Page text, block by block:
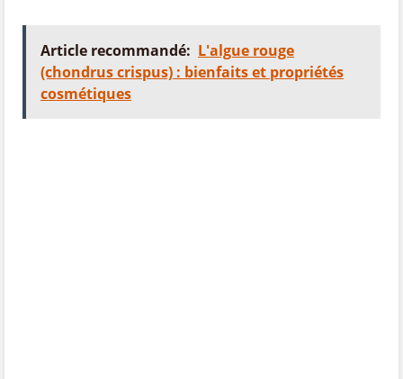
Article recommandé: L'algue rouge
(chondrus crispus) : bienfaits et propriétés
cosmétiques